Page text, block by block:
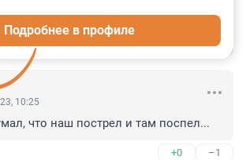
Подробнее в профиле
10:25
что наш пострел и там поспел...
+0 –1